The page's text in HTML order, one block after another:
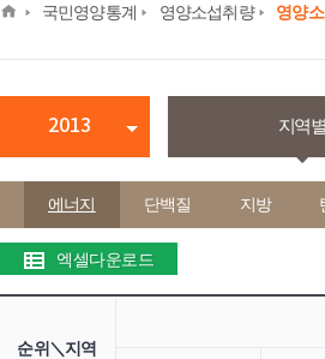
home국민영양통계 영양소섭취량 영양
2013 지역별
에너지 단백질 지방
엑셀다운로드
순위＼지역